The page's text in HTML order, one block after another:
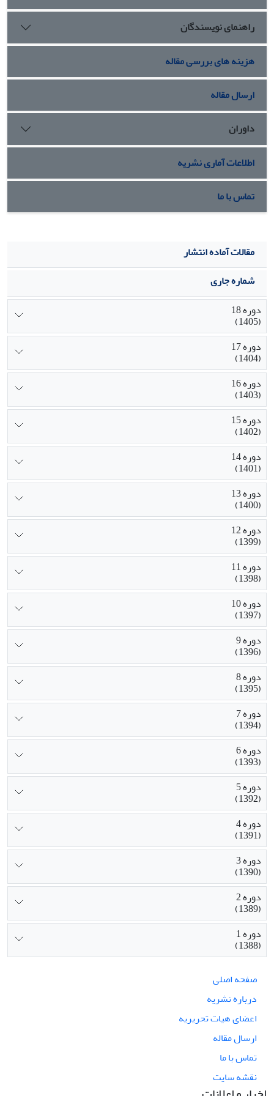
راهنمای نویسندگان
هزینه های بررسی مقاله
ارسال مقاله
داوران
اطلاعات آماری نشریه
تماس با ما
مقالات آماده انتشار
شماره جاری
دوره 18
(1405)
دوره 17
(1404)
دوره 16
(1403)
دوره 15
(1402)
دوره 14
(1401)
دوره 13
(1400)
دوره 12
(1399)
دوره 11
(1398)
دوره 10
(1397)
دوره 9
(1396)
دوره 8
(1395)
دوره 7
(1394)
دوره 6
(1393)
دوره 5
(1392)
دوره 4
(1391)
دوره 3
(1390)
دوره 2
(1389)
دوره 1
(1388)
صفحه اصلی
درباره نشریه
اعضای هیات تحریریه
ارسال مقاله
تماس با ما
نقشه سایت